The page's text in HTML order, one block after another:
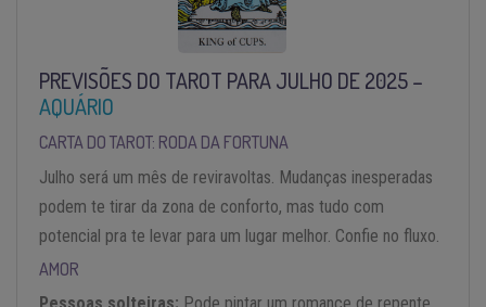
PREVISÕES DO TAROT PARA JULHO DE 2025 –
AQUÁRIO
CARTA DO TAROT: RODA DA FORTUNA
Julho será um mês de reviravoltas. Mudanças inesperadas
podem te tirar da zona de conforto, mas tudo com
potencial pra te levar para um lugar melhor. Confie no fluxo.
AMOR